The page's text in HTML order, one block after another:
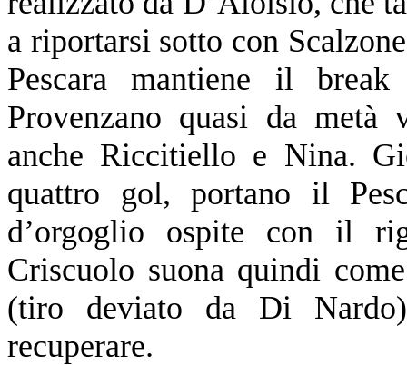
a riportarsi sotto con
Pescara mantiene il
Provenzano quasi da metà
anche Riccitiello e Nina.
quattro gol, portano il
d’orgoglio ospite con il
Criscuolo suona quindi
(tiro deviato da Di
recuperare.